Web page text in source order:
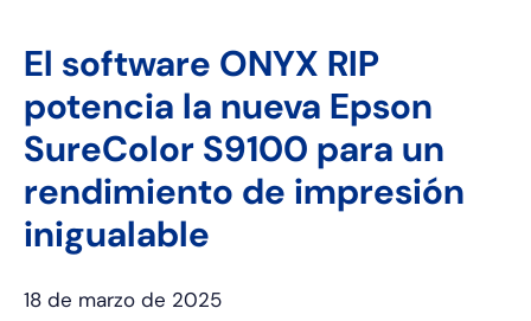
El software ONYX RIP
potencia la nueva Epson
SureColor S9100 para un
rendimiento de impresión
inigualable
18 de marzo de 2025